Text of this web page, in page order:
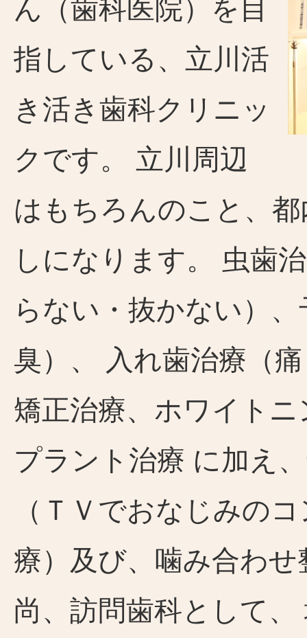
ん（歯科医院）を目
指している、立川活
き活き歯科クリニッ
クです。 立川周辺
はもちろんのこと、
しになります。 虫歯
らない・抜かない）
臭）、 入れ歯治療（
矯正治療、ホワイト
プラント治療 に加え
（ＴＶでおなじみの
療）及び、噛み合わ
尚、訪問歯科として